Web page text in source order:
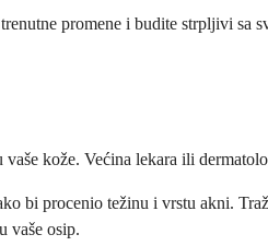
promene i budite strpljivi
kože. Većina lekara ili
bi procenio težinu i vrstu akni.
vaše osip.